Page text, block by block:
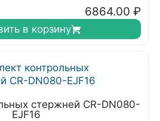
6864.00 ₽
в корзину
стержней CR-DN080-
EJF16